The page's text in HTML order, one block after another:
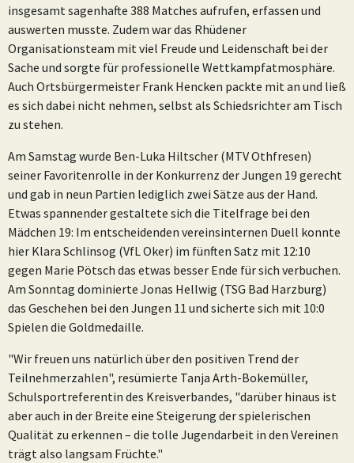
insgesamt sagenhafte 388 Matches aufrufen, erfassen und
auswerten musste. Zudem war das Rhüdener
Organisationsteam mit viel Freude und Leidenschaft bei der
Sache und sorgte für professionelle Wettkampfatmosphäre.
Auch Ortsbürgermeister Frank Hencken packte mit an und ließ
es sich dabei nicht nehmen, selbst als Schiedsrichter am Tisch
zu stehen.
Am Samstag wurde Ben-Luka Hiltscher (MTV Othfresen)
seiner Favoritenrolle in der Konkurrenz der Jungen 19 gerecht
und gab in neun Partien lediglich zwei Sätze aus der Hand.
Etwas spannender gestaltete sich die Titelfrage bei den
Mädchen 19: Im entscheidenden vereinsinternen Duell konnte
hier Klara Schlinsog (VfL Oker) im fünften Satz mit 12:10
gegen Marie Pötsch das etwas besser Ende für sich verbuchen.
Am Sonntag dominierte Jonas Hellwig (TSG Bad Harzburg)
das Geschehen bei den Jungen 11 und sicherte sich mit 10:0
Spielen die Goldmedaille.
"Wir freuen uns natürlich über den positiven Trend der
Teilnehmerzahlen", resümierte Tanja Arth-Bokemüller,
Schulsportreferentin des Kreisverbandes, "darüber hinaus ist
aber auch in der Breite eine Steigerung der spielerischen
Qualität zu erkennen – die tolle Jugendarbeit in den Vereinen
trägt also langsam Früchte."